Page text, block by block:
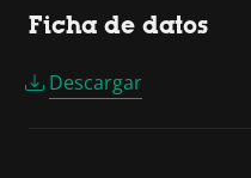
Ficha de datos
Descargar